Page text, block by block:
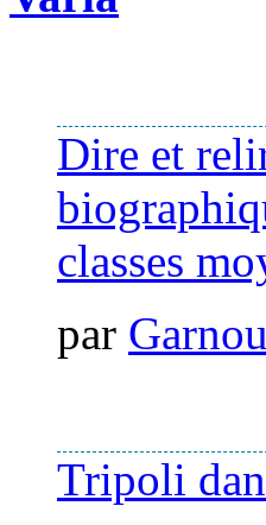
Dire et
classes
par
Tripoli